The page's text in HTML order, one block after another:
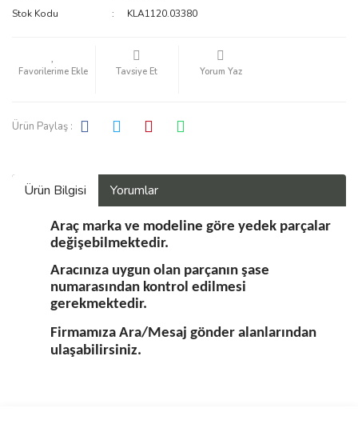
Stok Kodu
KLA1120.03380
Tavsiye Et Yorum Yaz
Ürün Paylaş :
Ürün Bilgisi Yorumlar
Araç marka ve modeline göre yedek parçalar
değişebilmektedir.
Aracınıza uygun olan parçanın şase
numarasından kontrol edilmesi
gerekmektedir.
Firmamıza Ara/Mesaj gönder alanlarından
ulaşabilirsiniz.